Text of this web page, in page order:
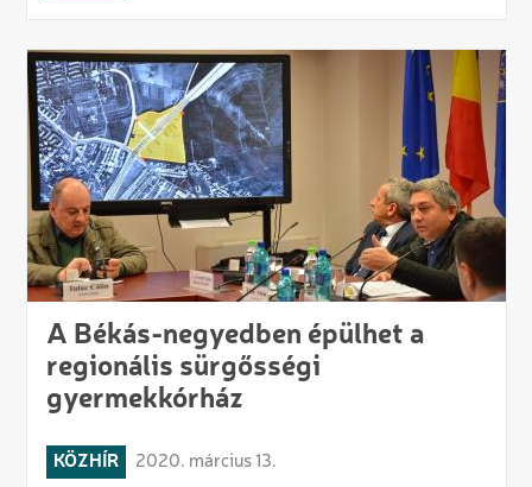
A Békás-negyedben épülhet a
regionális sürgősségi
gyermekkórház
KÖZHÍR 2020. március 13.